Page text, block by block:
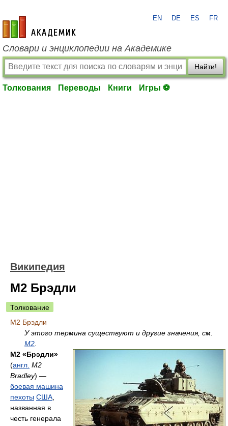
academic.ru
EN DE ES FR
Словари и энциклопедии на Академике
Найти!
Толкования Переводы Книги Игры ⚽
Википедия
M2 Брэдли
Толкование
M2 Брэдли
У этого термина существуют и другие значения, см.
M2
M2 «Брэдли»
(англ. M2
Bradley) —
боевая машина
пехоты США
названная в
честь генерала